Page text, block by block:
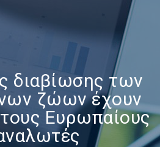
διαβίωσης των
ζώων έχουν
Ευρωπαίους